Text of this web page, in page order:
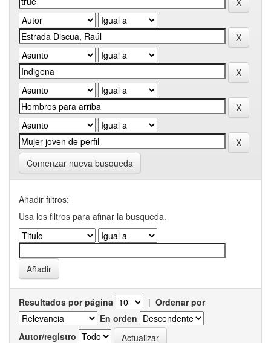
Comenzar nueva busqueda
Añadir filtros:
Usa los filtros para afinar la busqueda.
Resultados por página | Ordenar por
En orden
Autor/registro